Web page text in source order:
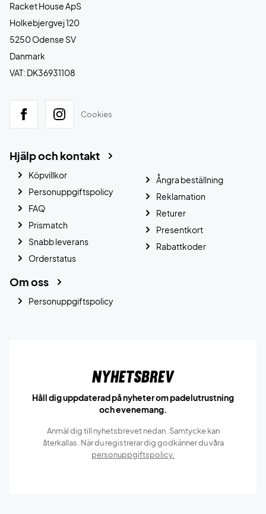
Racket House ApS
Holkebjergvej 120
5250 Odense SV
Danmark
VAT: DK36931108
Cookies
Hjälp och kontakt
Köpvillkor
Personuppgiftspolicy
FAQ
Prismatch
Snabb leverans
Orderstatus
Ångra beställning
Reklamation
Returer
Presentkort
Rabattkoder
Om oss
Personuppgiftspolicy
Nyhetsbrev
Håll dig uppdaterad på nyheter om padelutrustning
och evenemang.
Anmäl dig till nyhetsbrevet nedan. Samtycke kan
återkallas. När du registrerar dig godkänner du våra
personuppgiftspolicy.